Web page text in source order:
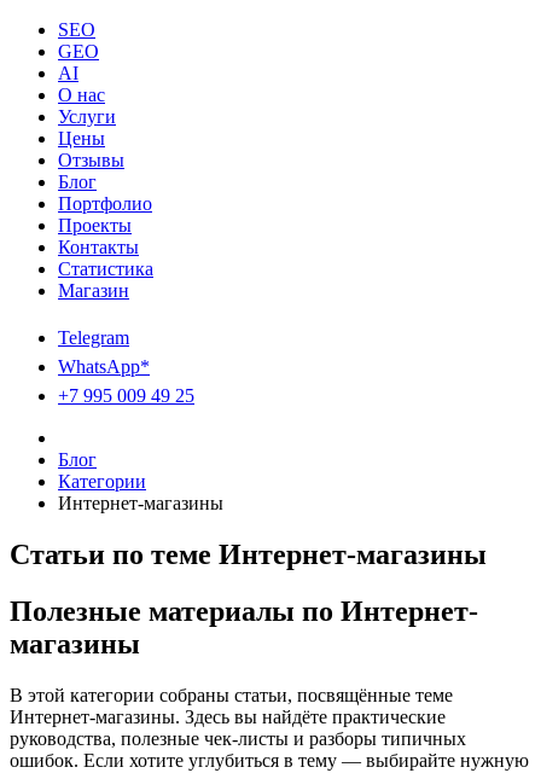
SEO
GEO
AI
О нас
Услуги
Цены
Отзывы
Блог
Портфолио
Проекты
Контакты
Статистика
Магазин
Telegram
WhatsApp*
+7 995 009 49 25
Блог
Категории
Интернет-магазины
Статьи по теме Интернет-магазины
Полезные материалы по Интернет-
магазины
В этой категории собраны статьи, посвящённые теме
Интернет-магазины. Здесь вы найдёте практические
руководства, полезные чек-листы и разборы типичных
ошибок. Если хотите углубиться в тему — выбирайте нужную